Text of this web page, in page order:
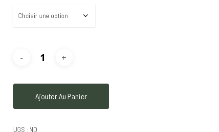
Ajouter Au Panier
UGS : ND